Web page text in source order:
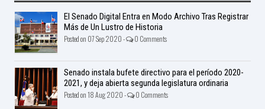
El Senado Digital Entra en Modo Archivo Tras Registrar
Más de Un Lustro de Historia
Posted on 07 Sep 2020 - 0 Comments
Senado instala bufete directivo para el período 2020-
2021, y deja abierta segunda legislatura ordinaria
Posted on 18 Aug 2020 - 0 Comments